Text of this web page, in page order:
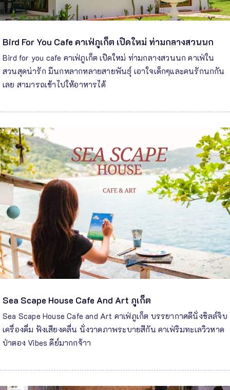
Bird For You Cafe คาเฟ่ภูเก็ต เปิดใหม่ ท่ามกลางสวนนก
Bird for you cafe คาเฟ่ภูเก็ต เปิดใหม่ ท่ามกลางสวนนก คาเฟ่ใน
สวนสุดน่ารัก มีนกหลากหลายสายพันธุ์ เอาใจเด็กๆและคนรักนกกัน
เลย สามารถเข้าไปให้อาหารได้
Sea Scape House Cafe And Art ภูเก็ต
Sea Scape House Cafe and Art คาเฟ่ภูเก็ต บรรยากาศดีนั่งชิลล์จิบ
เครื่องดื่ม ฟังเสียงคลื่น นั่งวาดภาพระบายสีกัน คาเฟ่ริมทะเลวิวหาด
ป่าตอง Vibes ดีย์มากกจ้าา